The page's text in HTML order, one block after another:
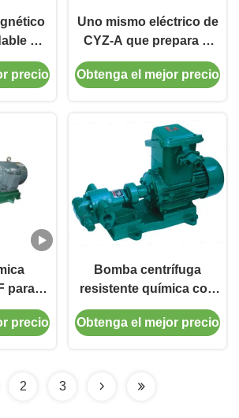
de
la
precio
Uno mismo eléctrico de
CYZ-A que prepara el
azul de la sola etapa de
la bomba centrífuga
Obtenga el mejor precio
para
precio
Bomba centrífuga
resistente química con
engranaje verde de la
bomba de aceite de
Obtenga el mejor precio
2 3